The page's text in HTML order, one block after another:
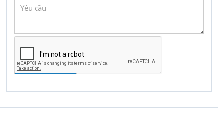
GỬI YÊU CẦU